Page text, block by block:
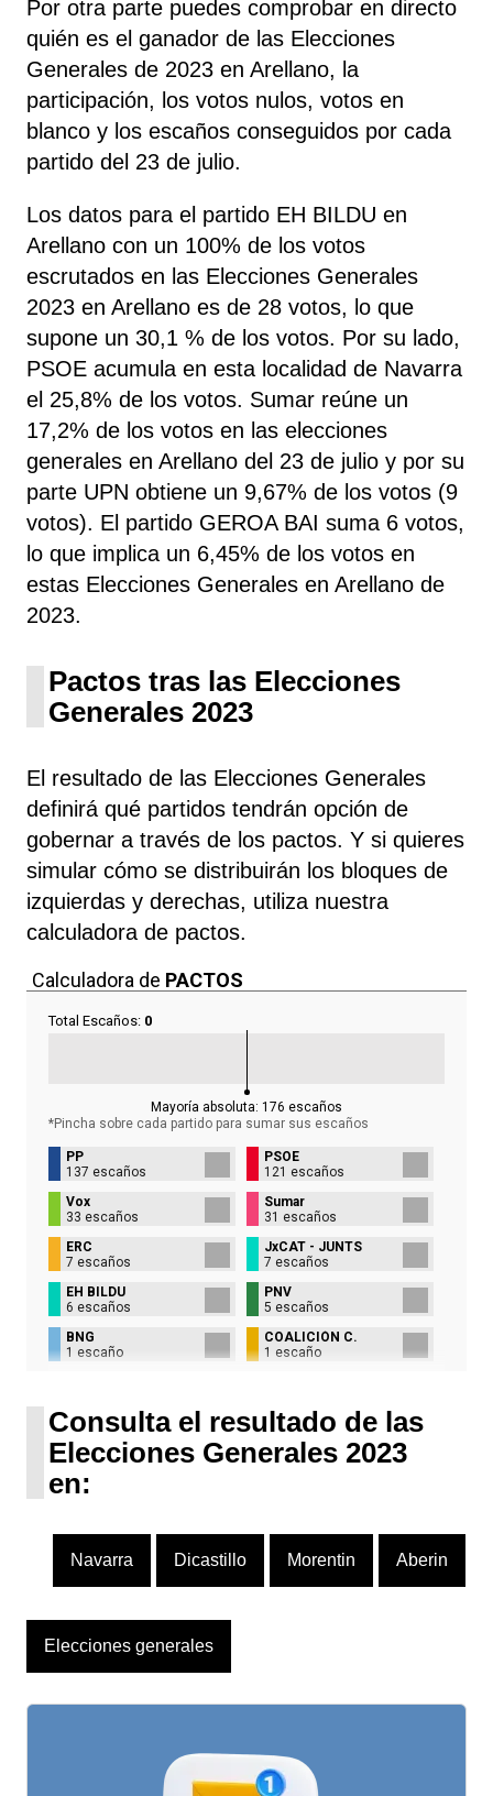
Por otra parte puedes comprobar en directo
quién es el ganador de las Elecciones
Generales de 2023 en Arellano, la
participación, los votos nulos, votos en
blanco y los escaños conseguidos por cada
partido del 23 de julio.
Los datos para el partido EH BILDU en
Arellano con un 100% de los votos
escrutados en las Elecciones Generales
2023 en Arellano es de 28 votos, lo que
supone un 30,1 % de los votos. Por su lado,
PSOE acumula en esta localidad de Navarra
el 25,8% de los votos. Sumar reúne un
17,2% de los votos en las elecciones
generales en Arellano del 23 de julio y por su
parte UPN obtiene un 9,67% de los votos (9
votos). El partido GEROA BAI suma 6 votos,
lo que implica un 6,45% de los votos en
estas Elecciones Generales en Arellano de
2023.
Pactos tras las Elecciones
Generales 2023
El resultado de las Elecciones Generales
definirá qué partidos tendrán opción de
gobernar a través de los pactos. Y si quieres
simular cómo se distribuirán los bloques de
izquierdas y derechas, utiliza nuestra
calculadora de pactos.
Calculadora de PACTOS
Total Escaños: 0
Mayoría absoluta: 176 escaños
*Pincha sobre cada partido para sumar sus escaños
PP
137 escaños
PSOE
121 escaños
Vox
33 escaños
Sumar
31 escaños
ERC
7 escaños
JxCAT - JUNTS
7 escaños
EH BILDU
6 escaños
PNV
5 escaños
BNG
1 escaño
COALICIÓN C.
1 escaño
Consulta el resultado de las
Elecciones Generales 2023
en:
Navarra Dicastillo Morentin Aberin
Elecciones generales